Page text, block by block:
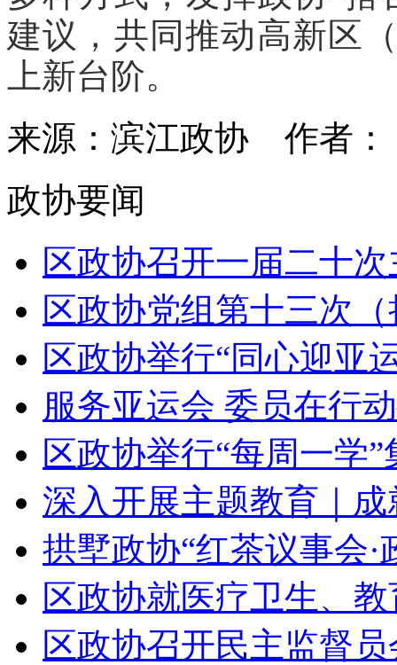
建议，共同推动高新区
上新台阶。
来源：滨江政协 作者
政协要闻
区政协召开一届二十
区政协党组第十三次
区政协举行“同心迎亚
服务亚运会 委员在行
区政协举行“每周一学
深入开展主题教育｜
拱墅政协“红茶议事会·
区政协就医疗卫生、
区政协召开民主监督